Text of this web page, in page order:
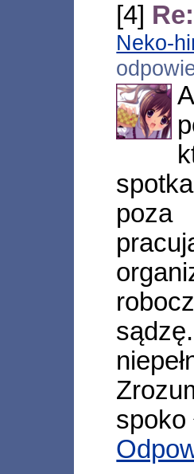
[4]
Neko-
spoko